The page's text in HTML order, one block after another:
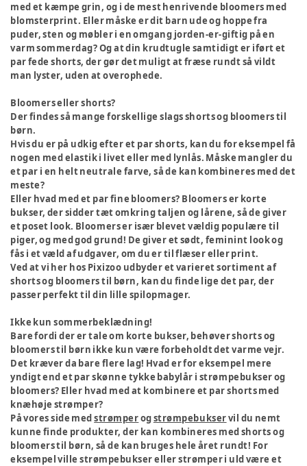
med et kæmpe grin, og i de mest henrivende bloomers med
blomsterprint. Eller måske er dit barn ude og hoppe fra
puder, sten og møbler i en omgang jorden-er-giftig på en
varm sommerdag? Og at din krudtugle samtidigt er iført et
par fede shorts, der gør det muligt at fræse rundt så vildt
man lyster, uden at overophede.
Bloomers eller shorts?
Der findes så mange forskellige slags shorts og bloomers til
børn.
Hvis du er på udkig efter et par shorts, kan du for eksempel få
nogen med elastik i livet eller med lynlås. Måske mangler du
et par i en helt neutrale farve, så de kan kombineres med det
meste?
Eller hvad med et par fine bloomers? Bloomers er korte
bukser, der sidder tæt omkring taljen og lårene, så de giver
et poset look. Bloomers er især blevet vældig populære til
piger, og med god grund! De giver et sødt, feminint look og
fås i et væld af udgaver, om du er til flæser eller print.
Ved at vi her hos Pixizoo udbyder et varieret sortiment af
shorts og bloomers til børn, kan du finde lige det par, der
passer perfekt til din lille spilopmager.
Ikke kun sommerbeklædning!
Bare fordi der er tale om korte bukser, behøver shorts og
bloomers til børn ikke kun være forbeholdt det varme vejr.
Det kræver da bare flere lag! Hvad er for eksempel mere
yndigt end et par skønne tykke babylår i strømpebukser og
bloomers? Eller hvad med at kombinere et par shorts med
knæhøje strømper?
På vores side medstrømperogstrømpebukservil du nemt
kunne finde produkter, der kan kombineres med shorts og
bloomers til børn, så de kan bruges hele året rundt! For
eksempel ville strømpebukser eller strømper i uld være et